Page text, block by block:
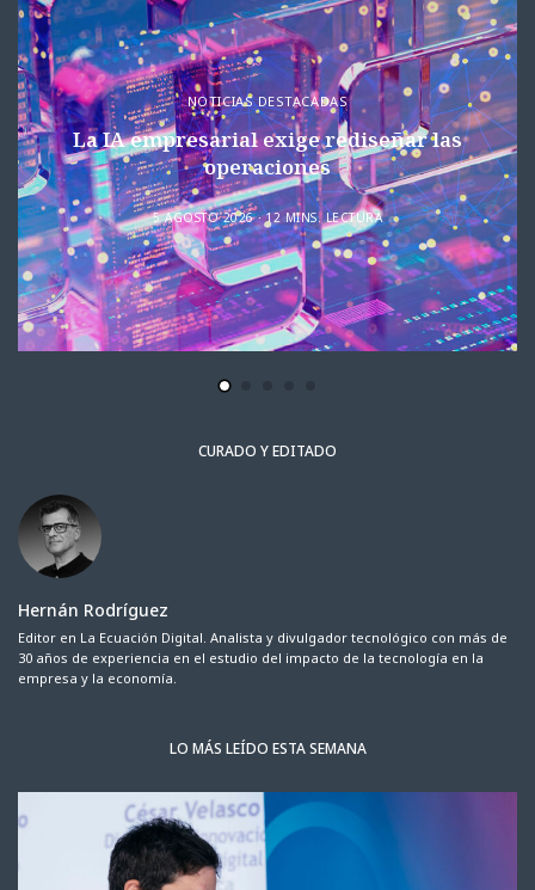
NOTICIAS DESTACADAS
La IA empresarial exige rediseñar las
operaciones
5 AGOSTO 2026 12 MINS. LECTURA
CURADO Y EDITADO
Hernán Rodríguez
Editor en La Ecuación Digital. Analista y divulgador tecnológico con más de
30 años de experiencia en el estudio del impacto de la tecnología en la
empresa y la economía.
LO MÁS LEÍDO ESTA SEMANA